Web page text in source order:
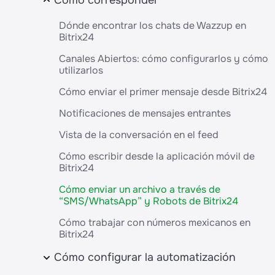
Cómo transferir un número WABA a Wazzup
desde otro servicio
Chats de grupo
Búsqueda de mensajes
Chats en la aplicación móvil
Requisitos para los anexos
Cómo trabajar con plantillas WABA en los chats
Cómo trabajar con el contador sin respuesta
Cómo asignar roles a los empleados en Wazzup
sin perderse entre los chats
Prevención de bloqueos y desbloqueo
Prohibición de WhatsApp
Qué hacer si tu cuenta de Instagram está
bloqueada
Cómo evitar el bloqueo en Telegram
Configurar la integración con Bitrix24
Configurar ajustes adicionales de integración
de Bitrix24
Dónde encontrar los chats de Wazzup en
Bitrix24
Canales Abiertos: cómo configurarlos y cómo
utilizarlos
Cómo enviar el primer mensaje desde Bitrix24
Notificaciones de mensajes entrantes
Vista de la conversación en el feed
Cómo escribir desde la aplicación móvil de
Bitrix24
Cómo enviar un archivo a través de
“SMS/WhatsApp” y Robots de Bitrix24
Cómo trabajar con números mexicanos en
Bitrix24
Cómo configurar la automatización